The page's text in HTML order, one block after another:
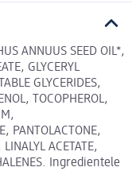
ANNUUS SEED OIL*,
GLYCERYL
GLYCERIDES,
TOCOPHEROL,
PANTOLACTONE,
ACETATE,
Ingredientele